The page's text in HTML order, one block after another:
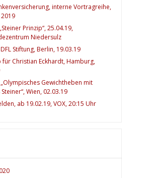
interne Vortragreihe,
2019
Prinzip“, 25.04.19,
Niedersulz
Stiftung, Berlin, 19.03.19
für Christian Eckhardt, Hamburg,
Gewichtheben mit
Wien, 02.03.19
ab 19.02.19, VOX, 20:15 Uhr